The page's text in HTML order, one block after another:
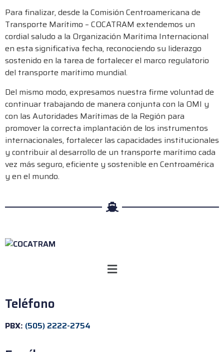
Para finalizar, desde la Comisión Centroamericana de
Transporte Marítimo – COCATRAM extendemos un
cordial saludo a la Organización Marítima Internacional
en esta significativa fecha, reconociendo su liderazgo
sostenido en la tarea de fortalecer el marco regulatorio
del transporte marítimo mundial.
Del mismo modo, expresamos nuestra firme voluntad de
continuar trabajando de manera conjunta con la OMI y
con las Autoridades Marítimas de la Región para
promover la correcta implantación de los instrumentos
internacionales, fortalecer las capacidades institucionales
y contribuir al desarrollo de un transporte marítimo cada
vez más seguro, eficiente y sostenible en Centroamérica
y en el mundo.
Teléfono
PBX: (505) 2222-2754